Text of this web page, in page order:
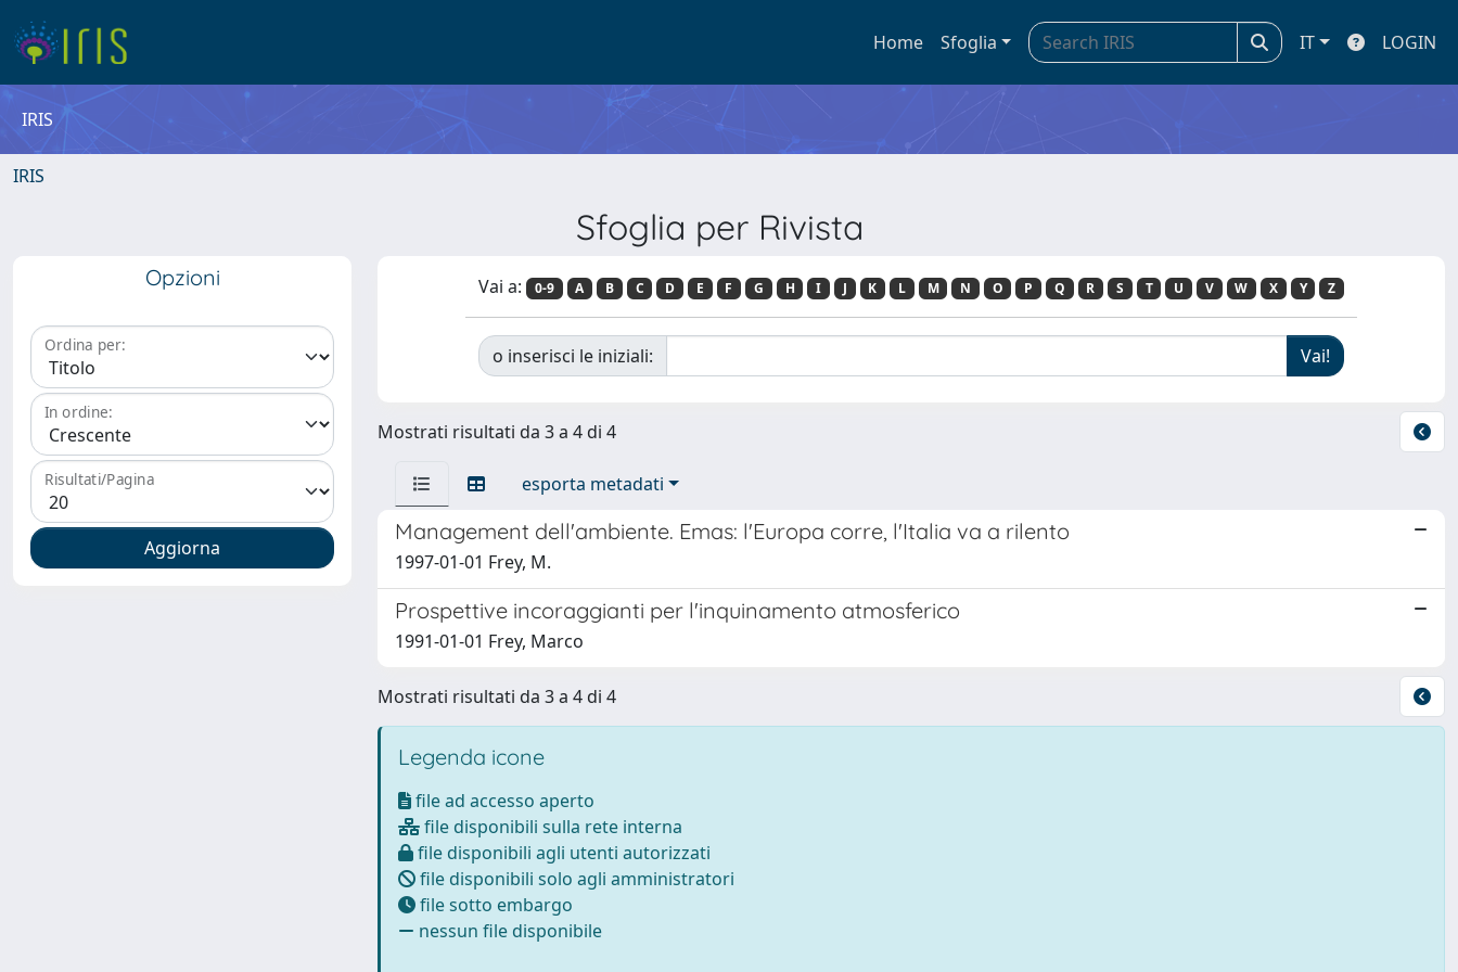
Home Sfoglia IT LOGIN
IRIS
IRIS
Sfoglia per Rivista
Opzioni
Ordina per:
In ordine:
Risultati/Pagina
Vai a: 0-9 A B C D E F G H I J K L M N O P Q R S T U V W X Y Z
o inserisci le iniziali:
Mostrati risultati da 3 a 4 di 4
esporta metadati
Management dell'ambiente. Emas: l'Europa corre, l'Italia va a rilento
1997-01-01 Frey, M.
Prospettive incoraggianti per l'inquinamento atmosferico
1991-01-01 Frey, Marco
Mostrati risultati da 3 a 4 di 4
Legenda icone
file ad accesso aperto
file disponibili sulla rete interna
file disponibili agli utenti autorizzati
file disponibili solo agli amministratori
file sotto embargo
nessun file disponibile